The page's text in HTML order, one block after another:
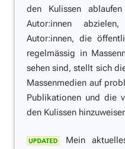
den Kulissen
Autor:innen
Autor:innen, die
regelmässig in
sehen sind, stellt sich
Massenmedien auf
Publikationen und die
den Kulissen
Mein